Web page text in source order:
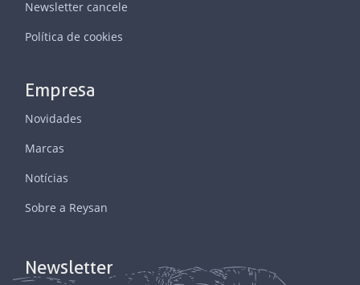
Newsletter cancele
Política de cookies
Empresa
Novidades
Marcas
Notícias
Sobre a Reysan
Newsletter